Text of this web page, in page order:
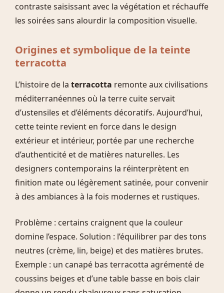
contraste saisissant avec la végétation et réchauffe
les soirées sans alourdir la composition visuelle.
Origines et symbolique de la teinte
terracotta
L’histoire de la terracotta remonte aux civilisations
méditerranéennes où la terre cuite servait
d’ustensiles et d’éléments décoratifs. Aujourd’hui,
cette teinte revient en force dans le design
extérieur et intérieur, portée par une recherche
d’authenticité et de matières naturelles. Les
designers contemporains la réinterprètent en
finition mate ou légèrement satinée, pour convenir
à des ambiances à la fois modernes et rustiques.
Problème : certains craignent que la couleur
domine l’espace. Solution : l’équilibrer par des tons
neutres (crème, lin, beige) et des matières brutes.
Exemple : un canapé bas terracotta agrémenté de
coussins beiges et d’une table basse en bois clair